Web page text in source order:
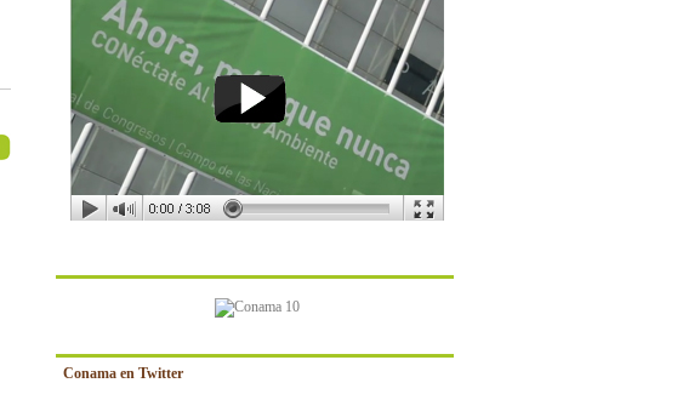
Conama en Twitter